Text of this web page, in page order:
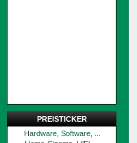
PREISTICKER
Hardware, Software, ...